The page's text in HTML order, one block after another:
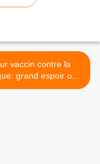
vaccin contre la
grand espoir ou
désillusion en